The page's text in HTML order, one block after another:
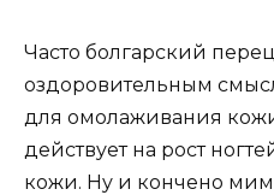
Часто болгарский
оздоровительным
для омолаживания
действует на рост
кожи. Ну и кончено